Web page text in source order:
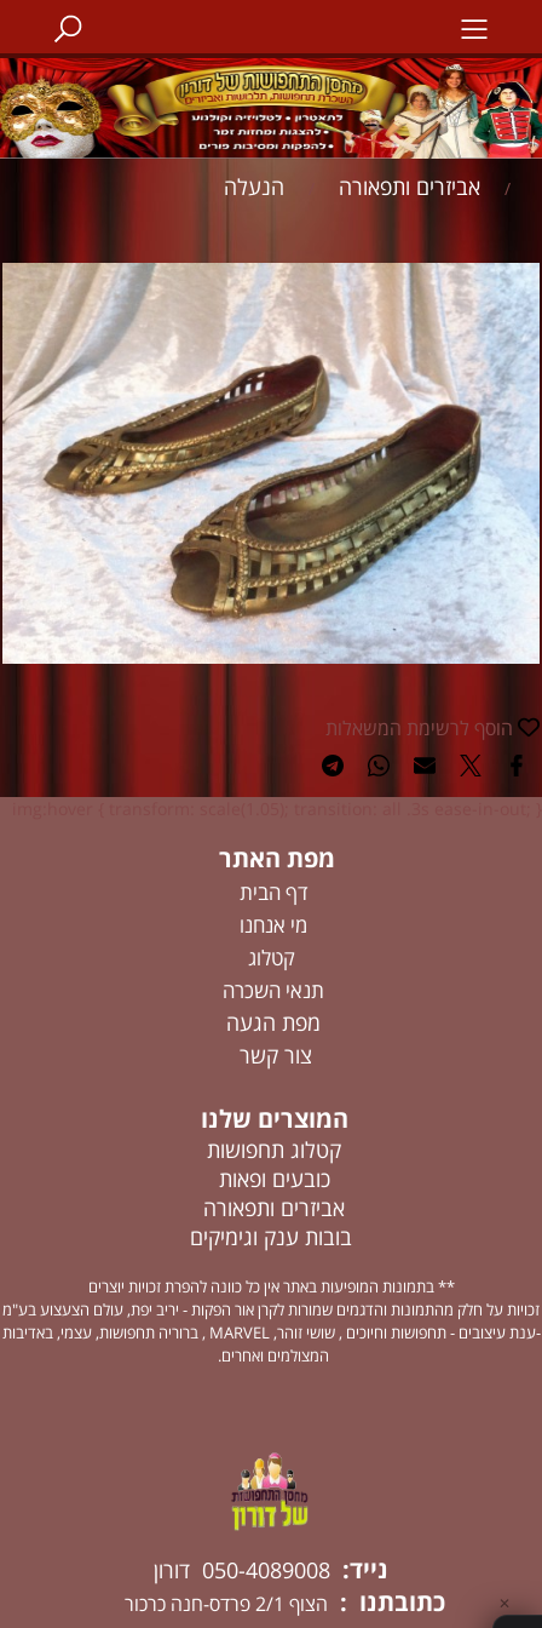
/ אביזרים ותפאורה הנעלה
הוסף לרשימת המשאלות
מפת האתר
דף הבית
מי אנחנו
קטלוג
תנאי השכרה
מפת הגעה
צור קשר
המוצרים שלנו
קטלוג תחפושות
כובעים ופאות
אביזרים ותפאורה
בובות ענק וגימיקים
** בתמונות המופיעות באתר אין כל כוונה להפרת זכויות יוצרים
זכויות על חלק מהתמונות והדגמים שמורות לקרן אור הפקות - יריב יפת, עולם הצעצוע בע"מ
-ענת עיצובים - תחפושות וחיוכים , שושי זוהר, MARVEL , ברוריה תחפושות, עצמי, באדיבות
המצולמים ואחרים.
נייד: 050-4089008 דורון
כתובתנו : הצוף 2/1 פרדס-חנה כרכור ✕